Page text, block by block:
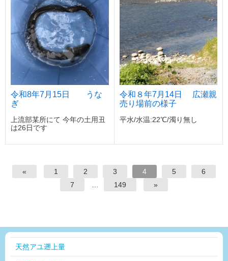
令和8年7月15日 うな
ぎ
上流部某所にて 今年の土用丑
は26日です
令和８年7月14日 広瀬親
売り場前の様子
平水/水温:22℃/濁り無し
« 1 2 3 4 5
6
7
149 »
天然アユ遡上量